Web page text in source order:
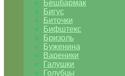
Бешбармак
Бигус
Биточки
Бифштекс
Бризоль
Буженина
Вареники
Галушки
Голубцы